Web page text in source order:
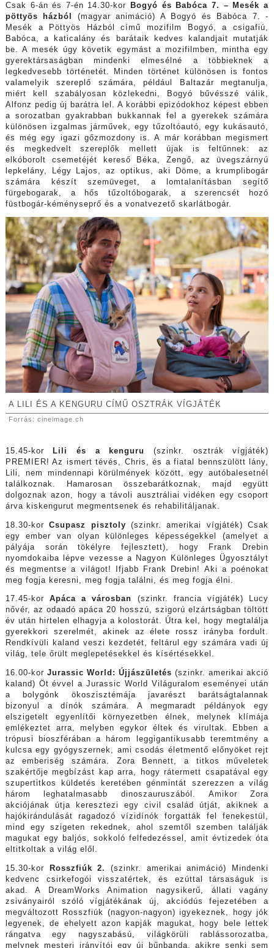
Csak 6-án és 7-én 14.30-kor
Bogyó és Babóca 7. – Mesék a
pöttyös házból (magyar animáció) A Bogyó és Babóca 7. -
Mesék a Pöttyös Házból című mozifilm Bogyó, a csigafiú,
Babóca, a katicalány és barátaik kedves kalandjait mutatják
be. A mesék úgy követik egymást a mozifilmben, mintha egy
gyerektársaságban mindenki elmesélné a többieknek a
legkedvesebb történetét. Minden történet különösen is fontos
valamelyik szereplő számára, például Baltazár megtanulja,
miért kell szabályosan közlekedni, Bogyó bűvésszé válik,
Alfonz pedig új barátra lel. A korábbi epizódokhoz képest ebben
a sorozatban gyakrabban bukkannak fel a gyerekek számára
különösen izgalmas járművek, egy tűzoltóautó, egy kukásautó,
és még egy igazi gőzmozdony is. A már korábban megismert
és megkedvelt szereplők mellett újak is feltűnnek: az
elkóborolt csemetéjét kereső Béka, Zengő, az üvegszárnyú
lepkelány, Légy Lajos, az optikus, aki Döme, a krumplibogár
számára készít szemüveget, a lomtalanításban segítő
fürgebogarak, a hős tűzoltóbogarak, a szerencsét hozó
füstbogár-kéményseprő és a vonatvezető skarlátbogár.
A LILI ÉS A KENGURU CÍMŰ OSZTRÁK VÍGJÁTÉK
Forrás: cineimage.ch
15.45-kor Lili és a kenguru (szinkr. osztrák vígjáték)
PREMIER! Az ismert tévés, Chris, és a fiatal bennszülött lány,
Lili, nem mindennapi körülmények között, egy autóbalesetnél
találkoznak. Hamarosan összebarátkoznak, majd együtt
dolgoznak azon, hogy a távoli ausztráliai vidéken egy csoport
árva kiskengurut megmentsenek és rehabilitáljanak.
18.30-korCsupasz pisztoly (szinkr. amerikai vígjáték) Csak
egy ember van olyan különleges képességekkel (amelyet a
pályája során tökélyre fejlesztett), hogy Frank Drebin
nyomdokaiba lépve vezesse a Nagyon Különleges Ügyosztályt
és megmentse a világot! Ifjabb Frank Drebin! Aki a poénokat
meg fogja keresni, meg fogja találni, és meg fogja élni.
17.45-korApáca a városban (szinkr. francia vígjáték) Lucy
nővér, az odaadó apáca 20 hosszú, szigorú elzártságban töltött
év után hirtelen elhagyja a kolostorát. Útra kel, hogy megtalálja
gyerekkori szerelmét, akinek az élete rossz irányba fordult.
Rendkívüli kaland veszi kezdetét, feltárul egy számára vadi új
világ, tele őrült meglepetésekkel és kísértésekkel.
16.00-kor Jurassic World: Újjászületés (szinkr. amerikai akció
kaland) Öt évvel a Jurassic World Világuralom eseményei után
a bolygónk ökoszisztémája javarészt barátságtalannak
bizonyul a dínók számára. A megmaradt példányok egy
elszigetelt egyenlítői környezetben élnek, melynek klímája
emlékeztet arra, melyben egykor éltek és virultak. Ebben a
trópusi bioszférában a három leggigantikusabb teremtmény a
kulcsa egy gyógyszernek, ami csodás életmentő előnyöket rejt
az emberiség számára. Zora Bennett, a titkos műveletek
szakértője megbízást kap arra, hogy rátermett csapatával egy
szupertitkos küldetés keretében génmintát szerezzen a világ
három leghatalmasabb dinoszauruszából. Amikor Zora
akciójának útja keresztezi egy civil család útját, akiknek a
hajókirándulását ragadozó vízidínók forgatták fel fenekestül,
mind egy szigeten rekednek, ahol szemtől szemben találják
magukat egy baljós, sokkoló felfedezéssel, amit évtizedek óta
eltitkoltak a világ elől.
15.30-kor Rosszfiúk 2. (szinkr. amerikai animáció) Mindenki
kedvenc csirkefogói visszatértek, és ezúttal társaságuk is
akad. A DreamWorks Animation nagysikerű, állati vagány
zsiványairól szóló vígjátékának új, akciódús fejezetében a
megváltozott Rosszfiúk (nagyon-nagyon) igyekeznek, hogy jók
legyenek, de ehelyett azon kapják magukat, hogy bele lettek
rángatva egy nagyszabású, világkörüli rablássorozatba,
melynek mesteri irányítói egy új bűnbanda, akikre senki sem